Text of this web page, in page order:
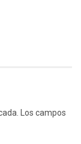
Los campos